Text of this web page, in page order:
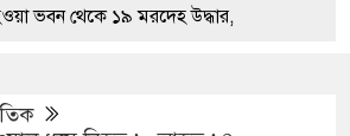
ভবন থেকে ১৯ মরদেহ উদ্ধার,